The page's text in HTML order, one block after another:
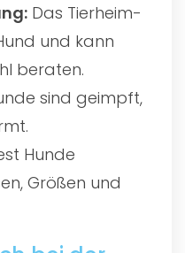
Das Tierheim-
und kann
beraten.
sind geimpft,
Hunde
Größen und